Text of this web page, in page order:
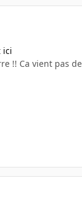
ici
!! Ca vient pas